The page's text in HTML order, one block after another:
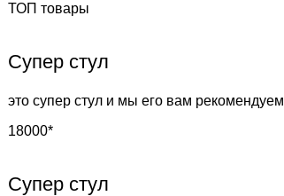
ТОП товары
Супер стул
это супер стул и мы его вам рекомендуем
18000*
Супер стул